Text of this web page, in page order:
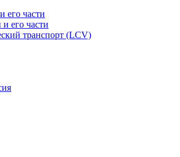
его части
его части
транспорт (LCV)